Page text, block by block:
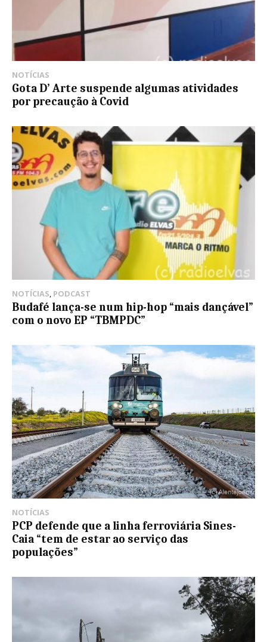
NOTÍCIAS
Gota D’ Arte suspende algumas atividades
por precaução à Covid
NOTÍCIAS, PODCAST
Budafé lança-se num hip-hop “mais dançável”
com o novo EP “TBMPDC”
NOTÍCIAS
PCP defende que a linha ferroviária Sines-
Caia “tem de estar ao serviço das
populações”